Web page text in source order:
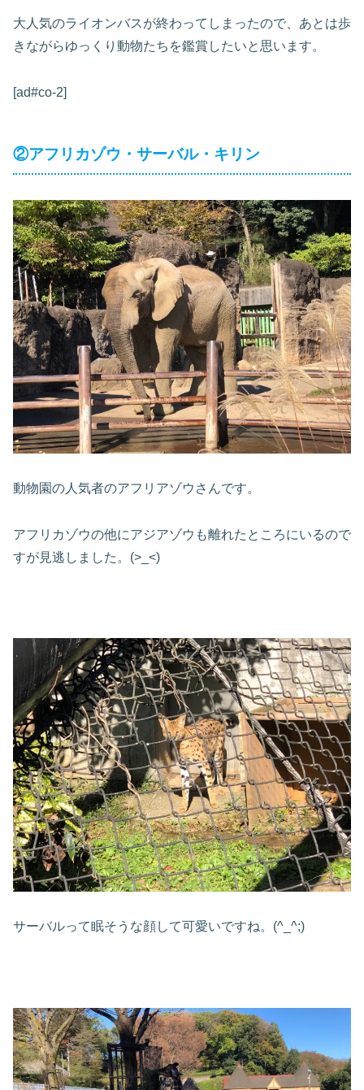
大人気のライオンバスが終わってしまったので、あとは歩
きながらゆっくり動物たちを鑑賞したいと思います。
[ad#co-2]
②アフリカゾウ・サーバル・キリン
動物園の人気者のアフリアゾウさんです。
アフリカゾウの他にアジアゾウも離れたところにいるので
すが見逃しました。(>_<)
サーバルって眠そうな顔して可愛いですね。(^_^;)